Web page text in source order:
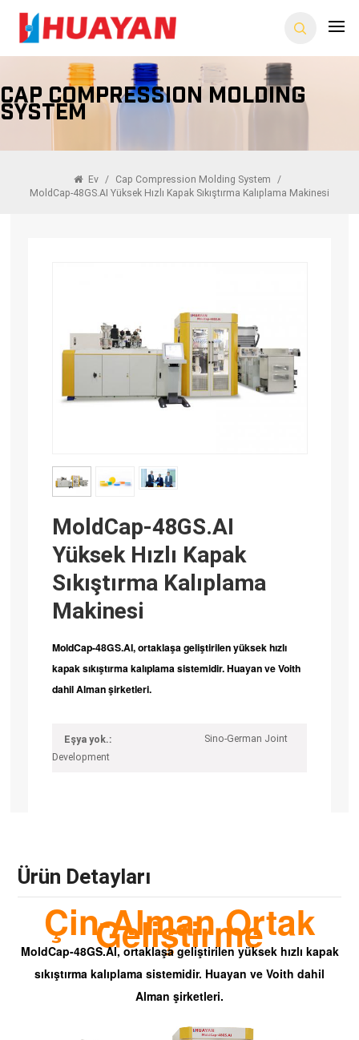
Cap Compression Molding
System
Ev / Cap Compression Molding System
/
MoldCap-48GS.AI Yüksek Hızlı Kapak Sıkıştırma Kalıplama Makinesi
MoldCap-48GS.AI
Yüksek Hızlı Kapak
Sıkıştırma Kalıplama
Makinesi
MoldCap-48GS.AI, ortaklaşa geliştirilen yüksek hızlı
kapak sıkıştırma kalıplama sistemidir.Huayanve Voith
dahil Alman şirketleri.
Eşya yok.:
Sino-German Joint
Development
Ürün Detayları
Çin-Alman Ortak
Geliştirme
MoldCap-48GS.AI, ortaklaşa geliştirilen yüksek hızlı kapak
sıkıştırma kalıplama sistemidir. Huayan ve Voith dahil
Alman şirketleri.